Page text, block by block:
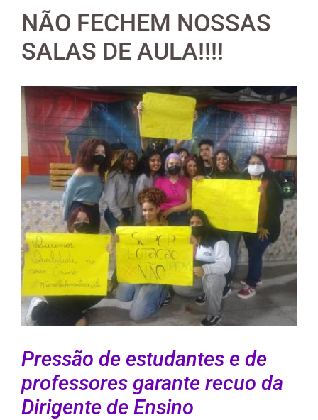
NÃO FECHEM NOSSAS
SALAS DE AULA!!!!
View
Larger
Image
Pressão de estudantes e de
professores garante recuo da
Dirigente de Ensino